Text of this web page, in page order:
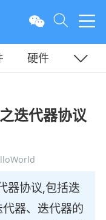
硬件
迭代器协议
器协议,包括迭
器、迭代器的